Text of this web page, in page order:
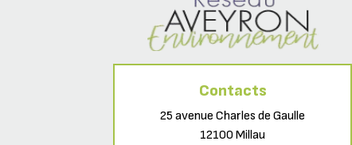
Contacts
25 avenue Charles de Gaulle
12100 Millau